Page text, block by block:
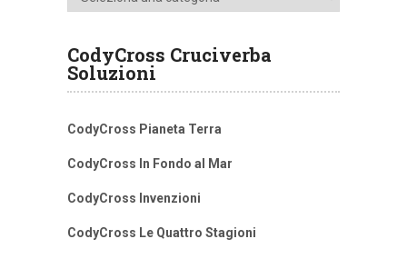
CodyCross Cruciverba
Soluzioni
CodyCross Pianeta Terra
CodyCross In Fondo al Mar
CodyCross Invenzioni
CodyCross Le Quattro Stagioni